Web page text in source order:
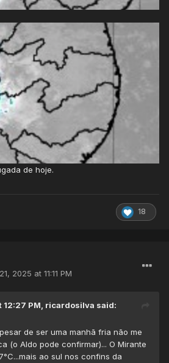
de hoje.
18
2025 at 11:11 PM
PM, ricardosilva said:
de ser uma manhã fria não me
(o Aldo pode confirmar)... O Mirante
ao sul nos confins da